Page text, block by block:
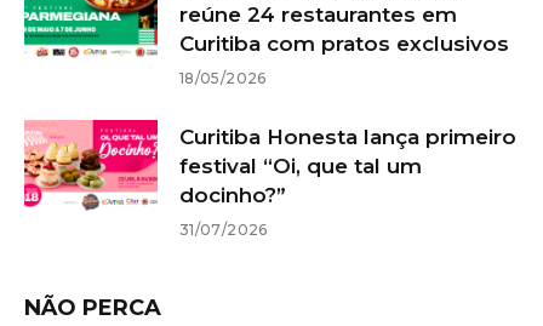
reúne 24 restaurantes em
Curitiba com pratos exclusivos
18/05/2026
Curitiba Honesta lança primeiro
festival “Oi, que tal um
docinho?”
31/07/2026
NÃO PERCA